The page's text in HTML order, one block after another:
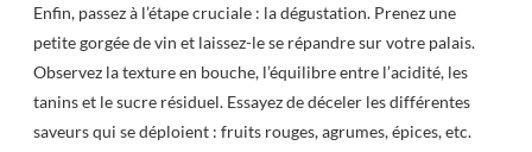
Enfin, passez à l’étape cruciale : la dégustation. Prenez une
petite gorgée de vin et laissez-le se répandre sur votre palais.
Observez la texture en bouche, l’équilibre entre l’acidité, les
tanins et le sucre résiduel. Essayez de déceler les différentes
saveurs qui se déploient : fruits rouges, agrumes, épices, etc.